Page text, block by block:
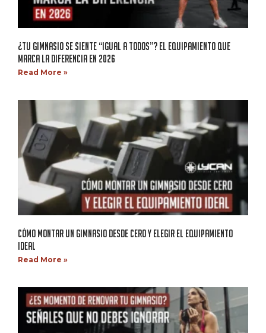
¿TU GIMNASIO SE SIENTE “IGUAL A TODOS”? EL EQUIPAMIENTO QUE
MARCA LA DIFERENCIA EN 2026
Read More »
CÓMO MONTAR UN GIMNASIO DESDE CERO Y ELEGIR EL EQUIPAMIENTO
IDEAL
Read More »